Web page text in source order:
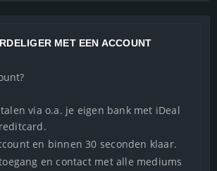
MET EEN ACCOUNT
via o.a. je eigen bank met iDeal
en binnen 30 seconden klaar.
en contact met alle mediums